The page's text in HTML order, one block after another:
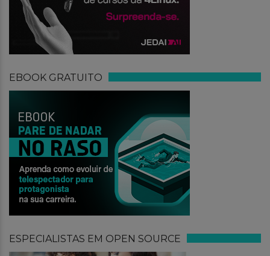
EBOOK GRATUITO
ESPECIALISTAS EM OPEN SOURCE